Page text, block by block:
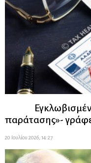
Εγκλωβισμένοι
παράτασης»-
20 Ιουλίου 2026, 14:27